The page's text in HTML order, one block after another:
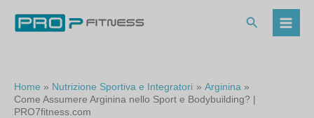
contenuto
Cerca
Home Nutrizione Sportiva e Integratori
Arginina
Come Assumere Arginina nello Sport e Bodybuilding? |
PRO7fitness.com